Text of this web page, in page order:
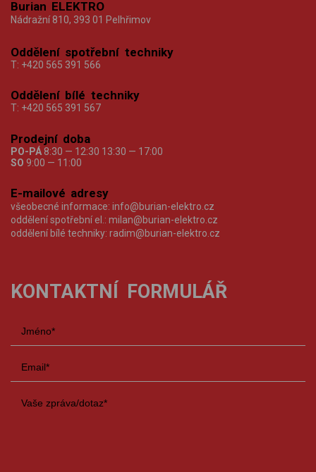
Burian ELEKTRO
Nádražní 810, 393 01 Pelhřimov
Oddělení spotřební techniky
T: +420 565 391 566
Oddělení bílé techniky
T: +420 565 391 567
Prodejní doba
PO-PÁ 8:30 — 12:30 13:30 — 17:00
SO 9:00 — 11:00
E-mailové adresy
všeobecné informace: info@burian-elektro.cz
oddělení spotřební el.: milan@burian-elektro.cz
oddělení bílé techniky: radim@burian-elektro.cz
KONTAKTNÍ FORMULÁŘ